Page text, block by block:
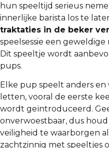
hun speeltijd serieus
innerlijke barista los te
traktaties in de beker
speelsessie een
Dit speeltje wordt
pups.
Elke pup speelt anders
letten, vooral de eerste
wordt geïntroduceerd.
onverwoestbaar, dus
veiligheid te waarborgen
zachtzinnig met speeltjes